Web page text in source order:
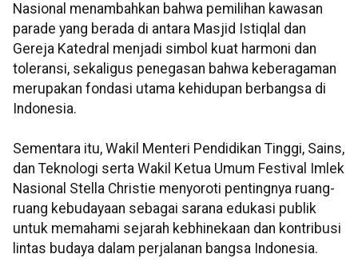
Nasional menambahkan bahwa pemilihan kawasan
parade yang berada di antara Masjid Istiqlal dan
Gereja Katedral menjadi simbol kuat harmoni dan
toleransi, sekaligus penegasan bahwa keberagaman
merupakan fondasi utama kehidupan berbangsa di
Indonesia.
Sementara itu, Wakil Menteri Pendidikan Tinggi, Sains,
dan Teknologi serta Wakil Ketua Umum Festival Imlek
Nasional Stella Christie menyoroti pentingnya ruang-
ruang kebudayaan sebagai sarana edukasi publik
untuk memahami sejarah kebhinekaan dan kontribusi
lintas budaya dalam perjalanan bangsa Indonesia.